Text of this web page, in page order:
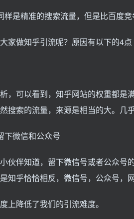
是精准的搜索流量，但是比百度竞
家做知乎引流呢？原因有以下的4点
，可以看到，知乎网站的权重都是
搜索的流量，来源是相当的大。几
下微信和公众号
伙伴知道，留下微信号或者公众号
知乎恰恰相反，微信号，公众号，
上降低了我们的引流难度。